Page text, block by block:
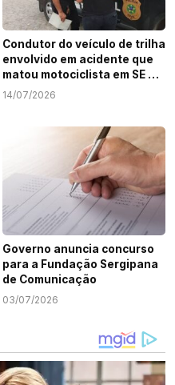
Condutor do veículo de trilha
envolvido em acidente que
matou motociclista em SE é
identificado
14/07/2026
Governo anuncia concurso
para a Fundação Sergipana
de Comunicação
03/07/2026